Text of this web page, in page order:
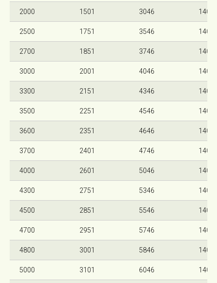
2000 1501 3046 140
2500 1751 3546 140
2700 1851 3746 140
3000 2001 4046 140
3300 2151 4346 140
3500 2251 4546 140
3600 2351 4646 140
3700 2401 4746 140
4000 2601 5046 140
4300 2751 5346 140
4500 2851 5546 140
4700 2951 5746 140
4800 3001 5846 140
5000 3101 6046 140